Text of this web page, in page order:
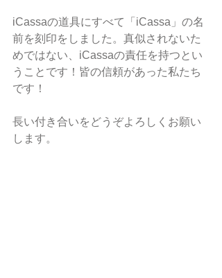
iCassaの道具にすべて「iCassa」の名
前を刻印をしました。真似されないた
めではない、iCassaの責任を持つとい
うことです！皆の信頼があった私たち
です！
長い付き合いをどうぞよろしくお願い
します。